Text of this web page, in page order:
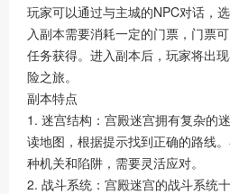
玩家可以通过与主城的NPC对话，
入副本需要消耗一定的门票，门票
任务获得。进入副本后，玩家将出
险之旅。
副本特点
1. 迷宫结构：宫殿迷宫拥有复杂的
读地图，根据提示找到正确的路线
种机关和陷阱，需要灵活应对。
2. 战斗系统：宫殿迷宫的战斗系统